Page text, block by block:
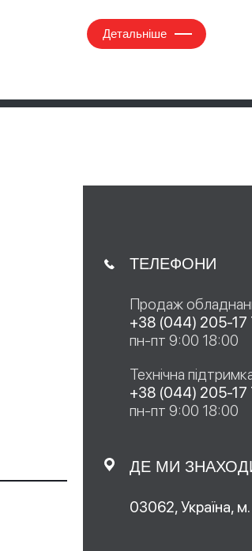
Детальніше
ТЕЛЕФОНИ
Продаж
+38 (044) 205-17
пн-пт 9:00 18:00
Технічна
+38 (044) 205-17
пн-пт 9:00 18:00
ДЕ МИ
03062, Україна,